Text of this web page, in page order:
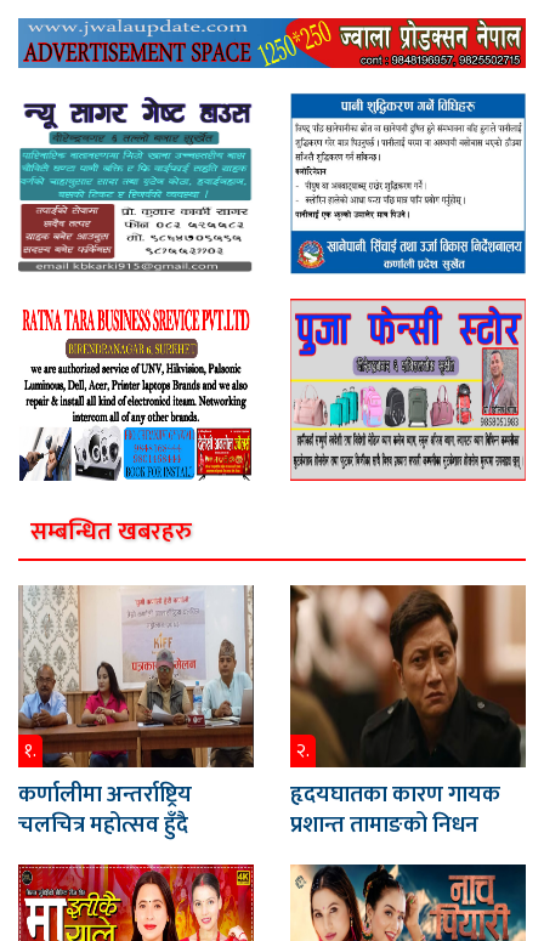
सम्बन्धित खबरहरु
१.
कर्णालीमा अन्तर्राष्ट्रिय
चलचित्र महोत्सव हुँदै
२.
हृदयघातका कारण गायक
प्रशान्त तामाङको निधन